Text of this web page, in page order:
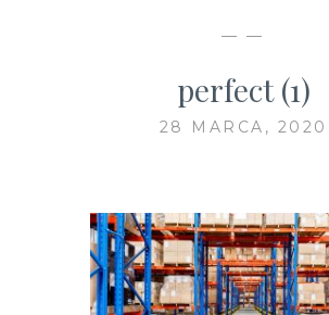
— —
perfect (1)
28 MARCA, 2020